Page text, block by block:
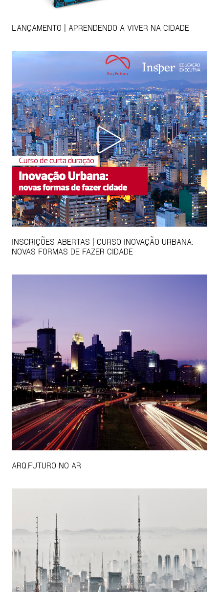
LANÇAMENTO | APRENDENDO A VIVER NA CIDADE
INSCRIÇÕES ABERTAS | CURSO INOVAÇÃO URBANA:
NOVAS FORMAS DE FAZER CIDADE
ARQ.FUTURO NO AR